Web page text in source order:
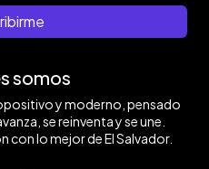
somos
y moderno, pensado
se reinventa y se une.
con lo mejor de El Salvador.